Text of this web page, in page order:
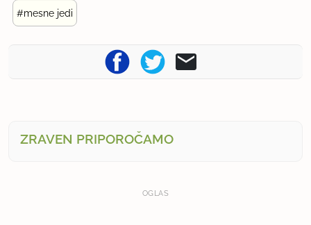
#mesne jedi
ZRAVEN PRIPOROČAMO
OGLAS